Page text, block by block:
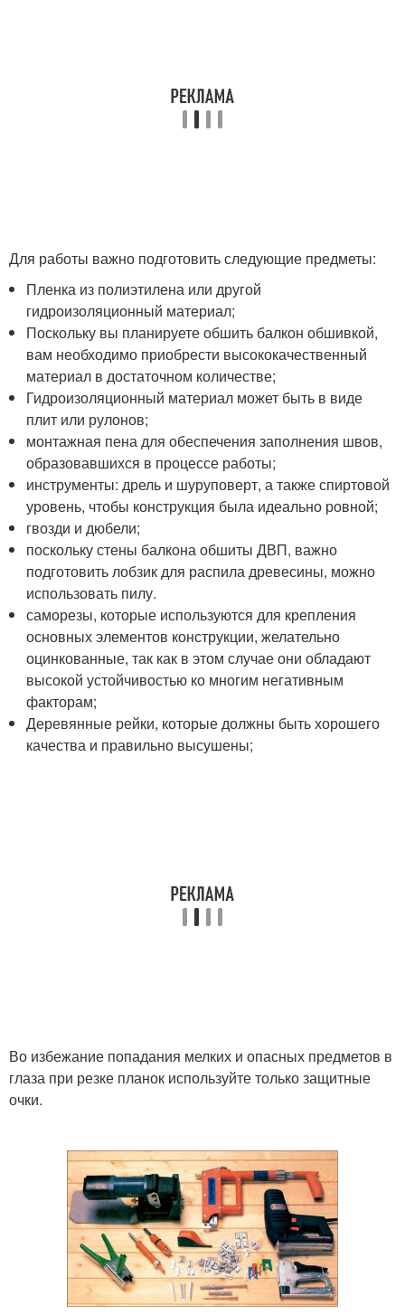
Для работы важно подготовить следующие предметы:
Пленка из полиэтилена или другой
гидроизоляционный материал;
Поскольку вы планируете обшить балкон обшивкой,
вам необходимо приобрести высококачественный
материал в достаточном количестве;
Гидроизоляционный материал может быть в виде
плит или рулонов;
монтажная пена для обеспечения заполнения швов,
образовавшихся в процессе работы;
инструменты: дрель и шуруповерт, а также спиртовой
уровень, чтобы конструкция была идеально ровной;
гвозди и дюбели;
поскольку стены балкона обшиты ДВП, важно
подготовить лобзик для распила древесины, можно
использовать пилу.
саморезы, которые используются для крепления
основных элементов конструкции, желательно
оцинкованные, так как в этом случае они обладают
высокой устойчивостью ко многим негативным
факторам;
Деревянные рейки, которые должны быть хорошего
качества и правильно высушены;
Во избежание попадания мелких и опасных предметов в
глаза при резке планок используйте только защитные
очки.